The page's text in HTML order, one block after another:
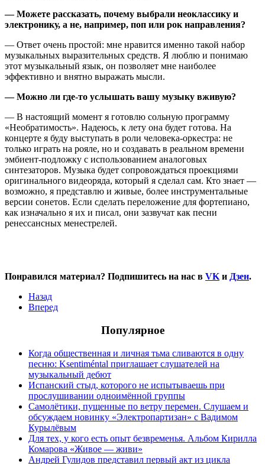
— Можете рассказать, почему выбрали неоклассику и
электронику, а не, например, поп или рок направления?
— Ответ очень простой: мне нравится именно такой набор
музыкальных выразительных средств. Я люблю и понимаю
этот музыкальный язык, он позволяет мне наиболее
эффективно и внятно выражать мысли.
— Можно ли где-то услышать вашу музыку вживую?
— В настоящий момент я готовлю сольную программу
«Необратимость». Надеюсь, к лету она будет готова. На
концерте я буду выступать в роли человека-оркестра: не
только играть на рояле, но и создавать в реальном времени
эмбиент-подложку с использованием аналоговых
синтезаторов. Музыка будет сопровождаться проекциями
оригинального видеоряда, который я сделал сам. Кто знает —
возможно, я представлю и живые, более инструментальные
версии сонетов. Если сделать переложение для фортепиано,
как изначально я их и писал, они зазвучат как песни
ренессансных менестрелей.
Понравился материал? Подпишитесь на нас в VKи Дзен.
Назад
Вперед
Популярное
Когда общественная и личная тьма сливаются в одну
песню: Ksentiméntal приглашает слушателей на
музыкальный дебют
Испанский стыд, которого не испытываешь при
прослушивании одноимённой группы
Самолётики, пущенные по ветру перемен. Слушаем и
обсуждаем новинку «Электропартизан» с Вадимом
Курылёвым
Для тех, у кого есть опыт безвременья. Альбом Кирилла
Комарова «Живое — живи»
Андрей Гулидов представил первый акт из цикла